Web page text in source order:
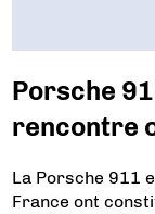
Porsche
rencontre
La Porsche 911
France ont